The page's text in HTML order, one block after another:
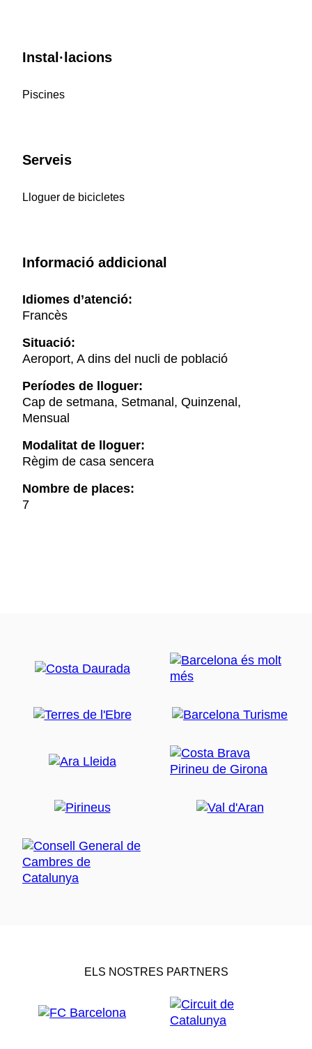
Instal·lacions
Piscines
Serveis
Lloguer de bicicletes
Informació addicional
Idiomes d’atenció:
Francès
Situació:
Aeroport, A dins del nucli de població
Períodes de lloguer:
Cap de setmana, Setmanal, Quinzenal,
Mensual
Modalitat de lloguer:
Règim de casa sencera
Nombre de places:
7
ELS NOSTRES PARTNERS